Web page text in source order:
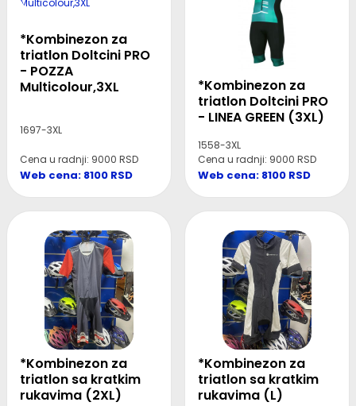
*Kombinezon za
triatlon Doltcini PRO
- POZZA
Multicolour,3XL
1697-3XL
Cena u radnji: 9000 RSD
Web cena: 8100 RSD
*Kombinezon za
triatlon Doltcini PRO
- LINEA GREEN (3XL)
1558-3XL
Cena u radnji: 9000 RSD
Web cena: 8100 RSD
*Kombinezon za
triatlon sa kratkim
rukavima (2XL)
*Kombinezon za
triatlon sa kratkim
rukavima (L)